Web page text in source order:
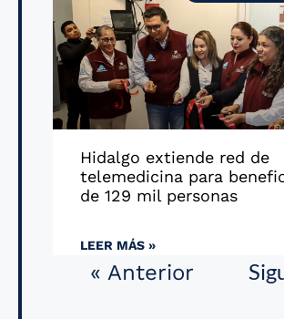
Hidalgo extiende red de
telemedicina para
de 129 mil personas
LEER MÁS »
« Anterior